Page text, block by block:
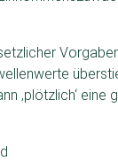
‚plötzlich‘ eine